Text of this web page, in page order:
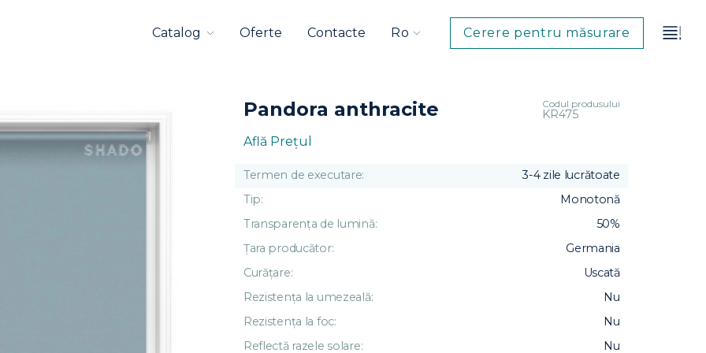
Catalog Oferte Contacte Ro Cerere pentru măsurare
Pandora anthracite Codul produsului
KR475
Află Preţul
Termen de executare:
3-4 zile lucrătoate
Tip:
Monotonă
Transparența de lumină:
50%
Țara producător:
Germania
Curățare:
Uscată
Rezistența la umezeală:
Nu
Rezistența la foc:
Nu
Reflectă razele solare:
Nu